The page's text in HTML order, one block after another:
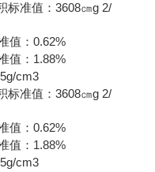
标准值： 3608㎝g 2/
值： 0.62%
值： 1.88%
cm3
标准值： 3608㎝g 2/
值： 0.62%
值： 1.88%
cm3